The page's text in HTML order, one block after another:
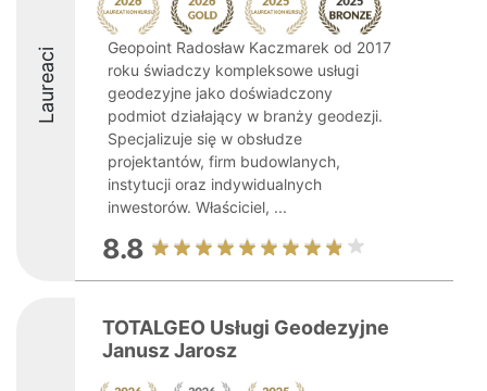
Laureaci
Geopoint Radosław Kaczmarek od 2017
roku świadczy kompleksowe usługi
geodezyjne jako doświadczony
podmiot działający w branży geodezji.
Specjalizuje się w obsłudze
projektantów, firm budowlanych,
instytucji oraz indywidualnych
inwestorów. Właściciel, ...
8.8
TOTALGEO Usługi Geodezyjne
Janusz Jarosz